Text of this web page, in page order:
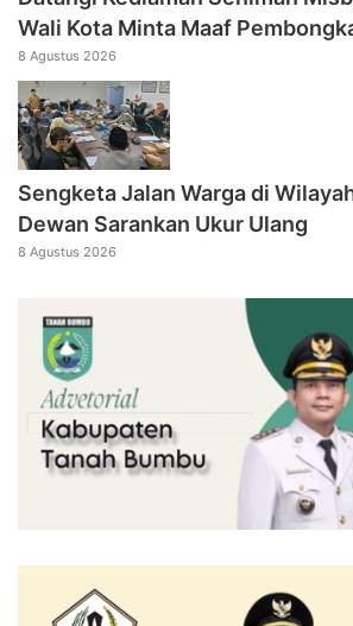
Wali Kota Minta Maaf
8 Agustus 2026
Sengketa Jalan Warga di
Dewan Sarankan Ukur Ulang
8 Agustus 2026